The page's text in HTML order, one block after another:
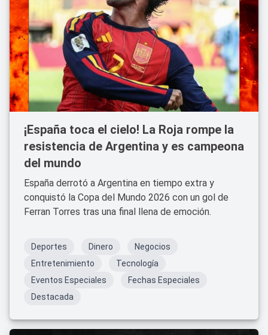
¡España toca el cielo! La Roja rompe la
resistencia de Argentina y es campeona
del mundo
España derrotó a Argentina en tiempo extra y
conquistó la Copa del Mundo 2026 con un gol de
Ferran Torres tras una final llena de emoción.
Deportes Dinero
Negocios
Entretenimiento
Tecnología
Eventos Especiales
Fechas Especiales
Destacada